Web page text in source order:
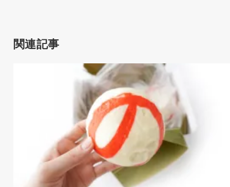
関連記事